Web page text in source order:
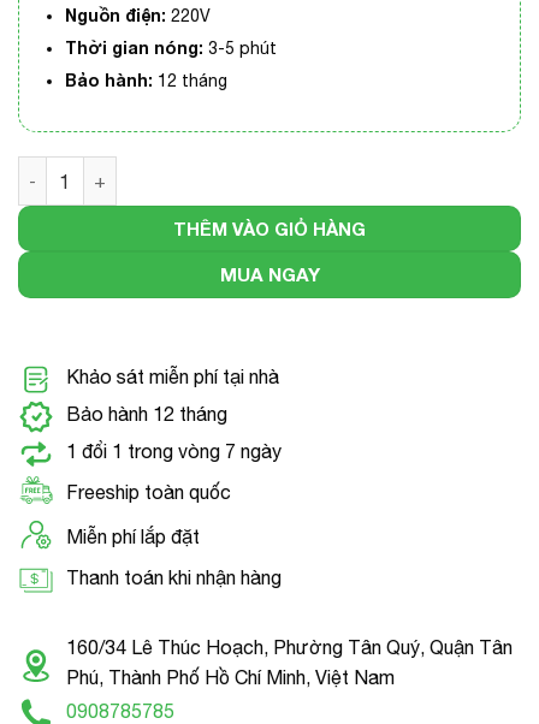
Nguồn điện: 220V
Thời gian nóng: 3-5 phút
Bảo hành: 12 tháng
Máy xông hơi ướt Homesteam MA-660HSP số lượng
THÊM VÀO GIỎ HÀNG
MUA NGAY
Khảo sát miễn phí tại nhà
Bảo hành 12 tháng
1 đổi 1 trong vòng 7 ngày
Freeship toàn quốc
Miễn phí lắp đặt
Thanh toán khi nhận hàng
160/34 Lê Thúc Hoạch, Phường Tân Quý, Quận Tân
Phú, Thành Phố Hồ Chí Minh, Việt Nam
0908785785